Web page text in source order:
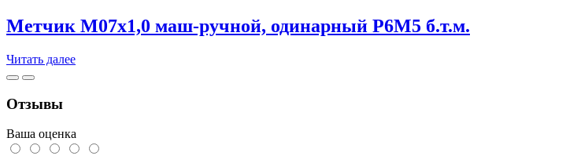
одинарный
Р6М5
Метчик М07х1,0 маш-ручной, одинарный Р6М5 б.т.м.
Читать далее
Отзывы
Ваша оценка